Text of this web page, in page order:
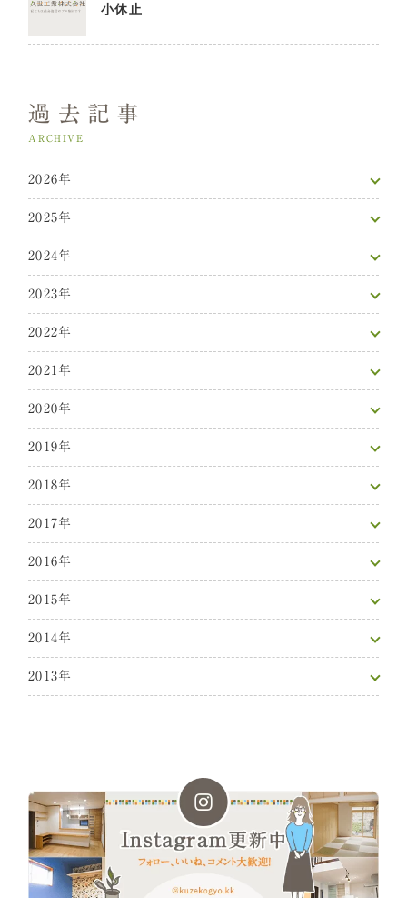
小休止
過去記事
ARCHIVE
2026年
2025年
2024年
2023年
2022年
2021年
2020年
2019年
2018年
2017年
2016年
2015年
2014年
2013年